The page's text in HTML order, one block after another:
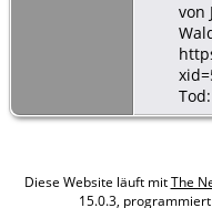
von
Diese Website läuft mitThe
15.0.3,